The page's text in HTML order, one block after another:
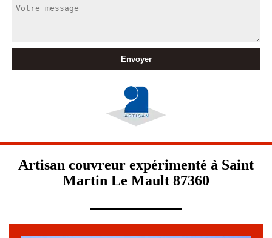
Artisan couvreur expérimenté à Saint
Martin Le Mault 87360